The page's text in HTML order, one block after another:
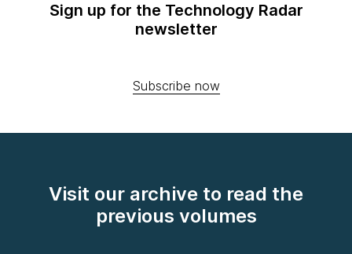
Sign up for the Technology Radar
newsletter
Subscribe now
Visit our archive to read the
previous volumes